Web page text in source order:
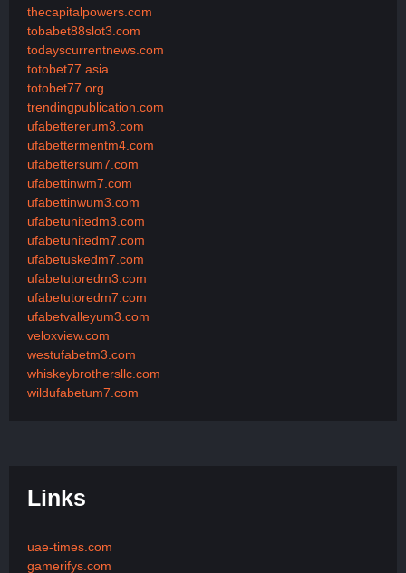
thecapitalpowers.com
tobabet88slot3.com
todayscurrentnews.com
totobet77.asia
totobet77.org
trendingpublication.com
ufabettererum3.com
ufabettermentm4.com
ufabettersum7.com
ufabettinwm7.com
ufabettinwum3.com
ufabetunitedm3.com
ufabetunitedm7.com
ufabetuskedm7.com
ufabetutoredm3.com
ufabetutoredm7.com
ufabetvalleyum3.com
veloxview.com
westufabetm3.com
whiskeybrothersllc.com
wildufabetum7.com
Links
uae-times.com
gamerifys.com